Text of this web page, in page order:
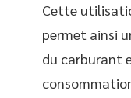
Cette
permet ainsi
du carburant